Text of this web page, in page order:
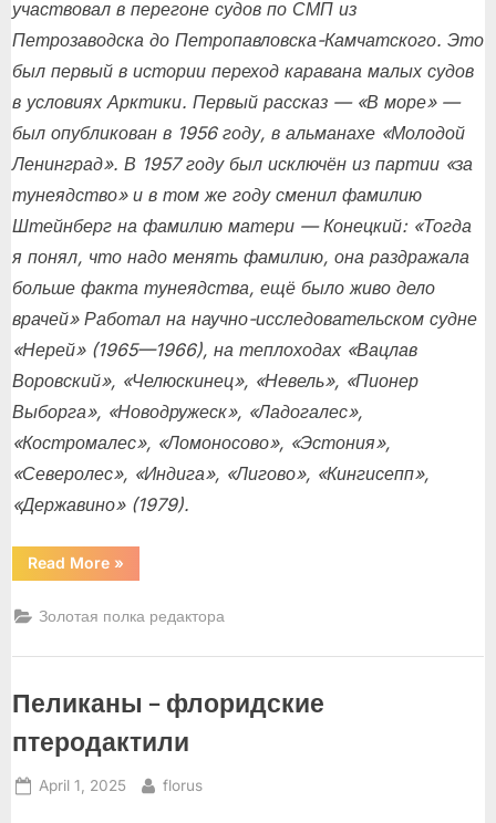
участвовал в перегоне судов по СМП из
Петрозаводска до Петропавловска-Камчатского. Это
был первый в истории переход каравана малых судов
в условиях Арктики. Первый рассказ — «В море» —
был опубликован в 1956 году, в альманахе «Молодой
Ленинград». В 1957 году был исключён из партии «за
тунеядство» и в том же году сменил фамилию
Штейнберг на фамилию матери — Конецкий: «Тогда
я понял, что надо менять фамилию, она раздражала
больше факта тунеядства, ещё было живо дело
врачей» Работал на научно-исследовательском судне
«Нерей» (1965—1966), на теплоходах «Вацлав
Воровский», «Челюскинец», «Невель», «Пионер
Выборга», «Новодружеск», «Ладогалес»,
«Костромалес», «Ломоносово», «Эстония»,
«Северолес», «Индига», «Лигово», «Кингисепп»,
«Державино» (1979).
Read More“Виктор
Конецкий
Июня
—
2002.”
»
Золотая полка редактора
Пеликаны – флоридские
птеродактили
Posted
April 1, 2025 By
florus